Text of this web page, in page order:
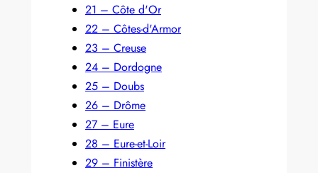
21 – Côte d'Or
22 – Côtes-d'Armor
23 – Creuse
24 – Dordogne
25 – Doubs
26 – Drôme
27 – Eure
28 – Eure-et-Loir
29 – Finistère